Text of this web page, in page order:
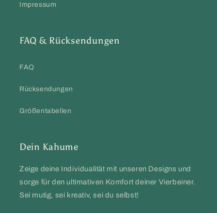
Impressum
FAQ & Rücksendungen
FAQ
Rücksendungen
Größentabellen
Dein Kahume
Zeige deine Individualität mit unseren Designs und
sorge für den ultimativen Komfort deiner Vierbeiner.
Sei mutig, sei kreativ, sei du selbst!